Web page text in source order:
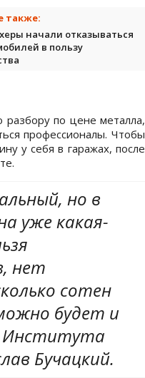
также:
начали отказываться
в пользу
по цене металла,
профессионалы. Чтобы
у себя в гаражах, после
но в
уже какая-
нет
сотен
будет и
Института
Бучацкий.